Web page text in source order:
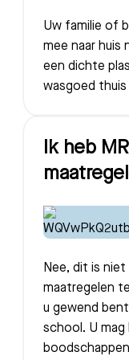
Uw familie of
mee naar huis
een dichte
wasgoed
Ik heb
Nee, dit is
maatregelen
u gewend
school. U